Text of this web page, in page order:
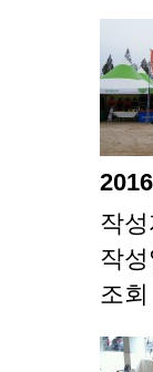
작
작성
조회